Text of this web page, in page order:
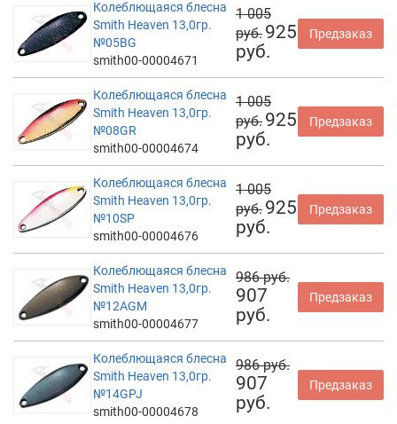
Колеблющаяся блесна
Smith Heaven 13,0гр.
№05BG
smith00-00004671
1 005
руб. 925
руб.
Предзаказ
Колеблющаяся блесна
Smith Heaven 13,0гр.
№08GR
smith00-00004674
1 005
руб. 925
руб.
Предзаказ
Колеблющаяся блесна
Smith Heaven 13,0гр.
№10SP
smith00-00004676
1 005
руб. 925
руб.
Предзаказ
Колеблющаяся блесна
Smith Heaven 13,0гр.
№12AGM
smith00-00004677
986 руб.
907
руб.
Предзаказ
Колеблющаяся блесна
Smith Heaven 13,0гр.
№14GPJ
smith00-00004678
986 руб.
907
руб.
Предзаказ